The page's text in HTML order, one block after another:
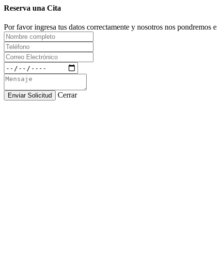
Reserva una Cita
Por favor ingresa tus datos correctamente y nosotros nos
Enviar Solicitud Cerrar